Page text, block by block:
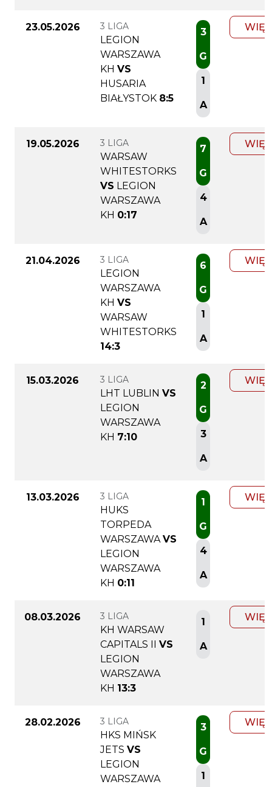
23.05.2026 3 LIGA
LEGION
WARSZAWA
KH VS
HUSARIA
BIAŁYSTOK 8:5
3
G
1
A
19.05.2026 3 LIGA
WARSAW
WHITESTORKS
VS LEGION
WARSZAWA
KH 0:17
7
G
4
A
21.04.2026 3 LIGA
LEGION
WARSZAWA
KH VS
WARSAW
WHITESTORKS
14:3
6
G
1
A
15.03.2026 3 LIGA
LHT LUBLIN VS
LEGION
WARSZAWA
KH 7:10
2
G
3
A
13.03.2026 3 LIGA
HUKS
TORPEDA
WARSZAWA VS
LEGION
WARSZAWA
KH 0:11
1
G
4
A
08.03.2026 3 LIGA
KH WARSAW
CAPITALS II
VS
LEGION
WARSZAWA
KH 13:3
1
A
28.02.2026 3 LIGA
HKS MIŃSK
JETS VS
LEGION
WARSZAWA
3
G
1